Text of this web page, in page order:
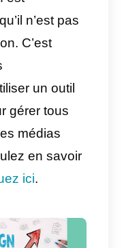
des
les annonces
l’image
de la campagne,
ou inactive. Et si
voir